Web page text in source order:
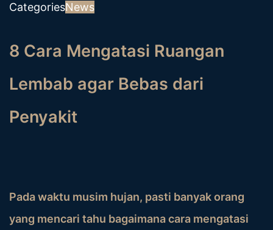
CategoriesNews
8 Cara Mengatasi Ruangan
Lembab agar Bebas dari
Penyakit
Pada waktu musim hujan, pasti banyak orang
yang mencari tahu bagaimana cara mengatasi